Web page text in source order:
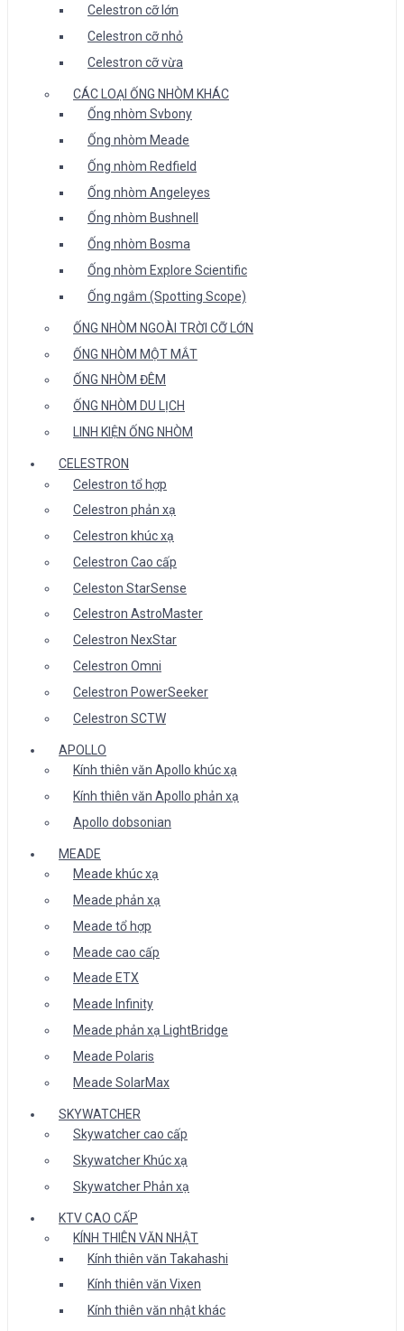
Celestron cỡ lớn
Celestron cỡ nhỏ
Celestron cỡ vừa
CÁC LOẠI ỐNG NHÒM KHÁC
Ống nhòm Svbony
Ống nhòm Meade
Ống nhòm Redfield
Ống nhòm Angeleyes
Ống nhòm Bushnell
Ống nhòm Bosma
Ống nhòm Explore Scientific
Ống ngắm (Spotting Scope)
ỐNG NHÒM NGOÀI TRỜI CỠ LỚN
ỐNG NHÒM MỘT MẮT
ỐNG NHÒM ĐÊM
ỐNG NHÒM DU LỊCH
LINH KIỆN ỐNG NHÒM
CELESTRON
Celestron tổ hợp
Celestron phản xạ
Celestron khúc xạ
Celestron Cao cấp
Celeston StarSense
Celestron AstroMaster
Celestron NexStar
Celestron Omni
Celestron PowerSeeker
Celestron SCTW
APOLLO
Kính thiên văn Apollo khúc xạ
Kính thiên văn Apollo phản xạ
Apollo dobsonian
MEADE
Meade khúc xạ
Meade phản xạ
Meade tổ hợp
Meade cao cấp
Meade ETX
Meade Infinity
Meade phản xạ LightBridge
Meade Polaris
Meade SolarMax
SKYWATCHER
Skywatcher cao cấp
Skywatcher Khúc xạ
Skywatcher Phản xạ
KTV CAO CẤP
KÍNH THIÊN VĂN NHẬT
Kính thiên văn Takahashi
Kính thiên văn Vixen
Kính thiên văn nhật khác